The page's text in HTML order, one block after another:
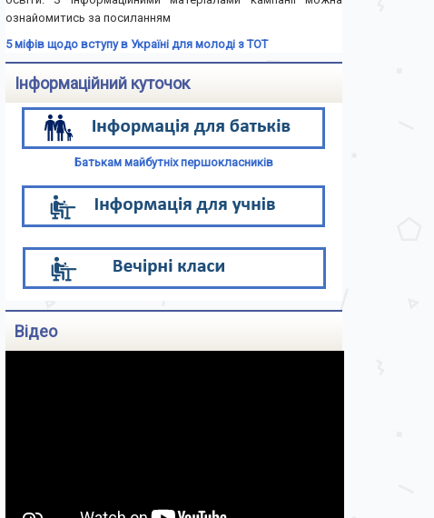
ознайомитись за посиланням
5 міфів щодо вступу в Україні для молоді з ТОТ
Інформаційний куточок
Батькам майбутніх першокласників
Відео